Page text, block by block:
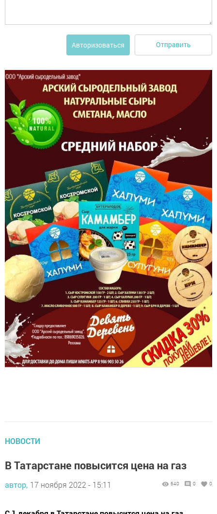
Авторизоваться Отправить
НОВОСТИ
В Татарстане повысится цена на газ
автор, 17 ноября 2022 - 15:11 640 0 0